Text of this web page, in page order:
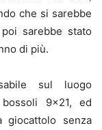
che si sarebbe
sarebbe stato
di più.
sul luogo
9×21, ed
giocattolo senza